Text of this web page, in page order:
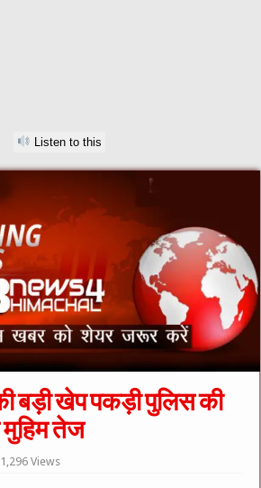
Listen to this
बड़ी खेप पकड़ी पुलिस की
तेज
1,296 Views